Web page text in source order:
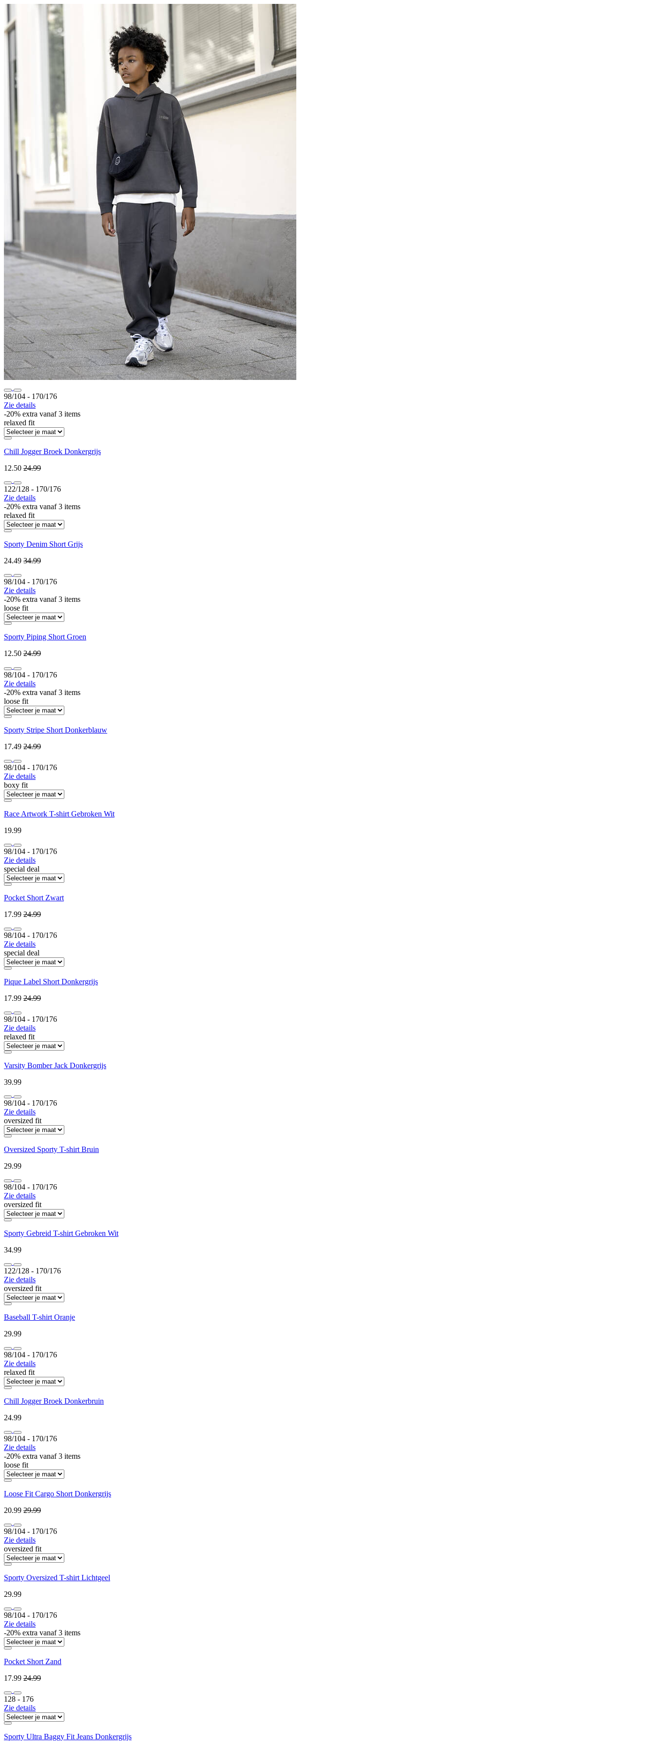
98/104 ‐ 170/176
Zie details
-20% extra vanaf 3 items
relaxed fit
Chill Jogger Broek Donkergrijs
12.50 24.99
122/128 ‐ 170/176
Zie details
-20% extra vanaf 3 items
relaxed fit
Sporty Denim Short Grijs
24.49 34.99
98/104 ‐ 170/176
Zie details
-20% extra vanaf 3 items
loose fit
Sporty Piping Short Groen
12.50 24.99
98/104 ‐ 170/176
Zie details
-20% extra vanaf 3 items
loose fit
Sporty Stripe Short Donkerblauw
17.49 24.99
98/104 ‐ 170/176
Zie details
boxy fit
Race Artwork T-shirt Gebroken Wit
19.99
98/104 ‐ 170/176
Zie details
special deal
Pocket Short Zwart
17.99 24.99
98/104 ‐ 170/176
Zie details
special deal
Pique Label Short Donkergrijs
17.99 24.99
98/104 ‐ 170/176
Zie details
relaxed fit
Varsity Bomber Jack Donkergrijs
39.99
98/104 ‐ 170/176
Zie details
oversized fit
Oversized Sporty T-shirt Bruin
29.99
98/104 ‐ 170/176
Zie details
oversized fit
Sporty Gebreid T-shirt Gebroken Wit
34.99
122/128 ‐ 170/176
Zie details
oversized fit
Baseball T-shirt Oranje
29.99
98/104 ‐ 170/176
Zie details
relaxed fit
Chill Jogger Broek Donkerbruin
24.99
98/104 ‐ 170/176
Zie details
-20% extra vanaf 3 items
loose fit
Loose Fit Cargo Short Donkergrijs
20.99 29.99
98/104 ‐ 170/176
Zie details
oversized fit
Sporty Oversized T-shirt Lichtgeel
29.99
98/104 ‐ 170/176
Zie details
-20% extra vanaf 3 items
Pocket Short Zand
17.99 24.99
128 ‐ 176
Zie details
Sporty Ultra Baggy Fit Jeans Donkergrijs